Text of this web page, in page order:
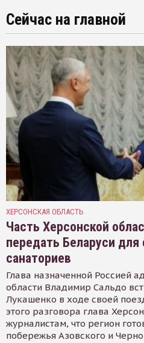
Сейчас на главной
ХЕРСОНСКАЯ ОБЛАСТЬ
Часть Херсонской
передать Беларуси для
санаториев
Глава назначенной Россией
области Владимир Сальдо
Лукашенко в ходе своей
этого разговора глава
журналистам, что регион
побережья Азовского и